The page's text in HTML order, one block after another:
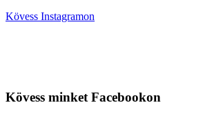
Kövess Instagramon
Kövess minket Facebookon